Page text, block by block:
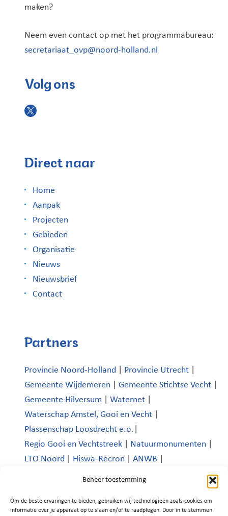
Beheer toestemming
Om de beste ervaringen te bieden, gebruiken wij technologieën zoals cookies om
informatie over je apparaat op te slaan en/of te raadplegen. Door in te stemmen
maken?
Neem even contact op met het programmabureau:
secretariaat_ovp@noord-holland.nl
Volg ons
Direct naar
Home
Aanpak
Projecten
Gebieden
Organisatie
Nieuws
Nieuwsbrief
Contact
Partners
Provincie Noord-Holland Provincie Utrecht
Gemeente Wijdemeren
Gemeente Stichtse Vecht
Gemeente Hilversum
Waternet
Waterschap Amstel, Gooi en Vecht
Plassenschap Loosdrecht e.o.
Regio Gooi en Vechtstreek
Natuurmonumenten
LTO Noord
Hiswa-Recron ANWB
Platform Recreatie en Toerisme Wijdemeren|